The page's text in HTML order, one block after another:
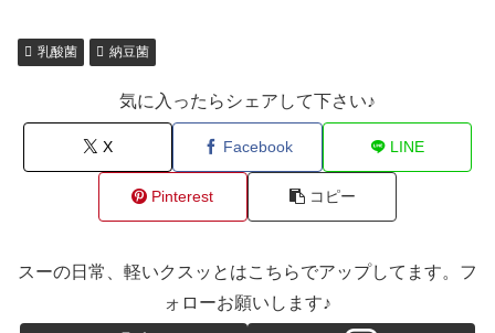
乳酸菌 納豆菌
気に入ったらシェアして下さい♪
X Facebook LINE
Pinterest コピー
スーの日常、軽いクスッとはこちらでアップしてます。フ
ォローお願いします♪